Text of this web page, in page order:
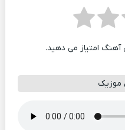
آهنگ امتیاز می دهید.
موزیک